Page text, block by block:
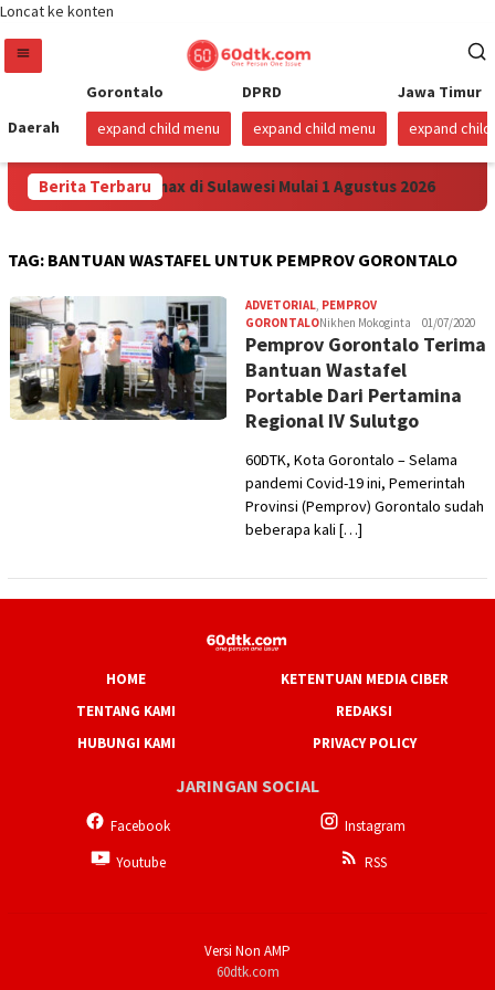
Loncat ke konten
Daerah
Gorontalo
expand child menu
DPRD
expand child menu
Jawa Timur
expand child
Berita Terbaru
Harga Pertamax di Sulawesi Mulai 1 Agustus 2026
TAG: BANTUAN WASTAFEL UNTUK PEMPROV GORONTALO
ADVETORIAL, PEMPROV
GORONTALONikhen Mokoginta 01/07/2020
Pemprov Gorontalo Terima
Bantuan Wastafel
Portable Dari Pertamina
Regional IV Sulutgo
60DTK, Kota Gorontalo – Selama
pandemi Covid-19 ini, Pemerintah
Provinsi (Pemprov) Gorontalo sudah
beberapa kali […]
HOME
KETENTUAN MEDIA CIBER
TENTANG KAMI
REDAKSI
HUBUNGI KAMI
PRIVACY POLICY
JARINGAN SOCIAL
Facebook
Instagram
Youtube
RSS
Versi Non AMP
60dtk.com